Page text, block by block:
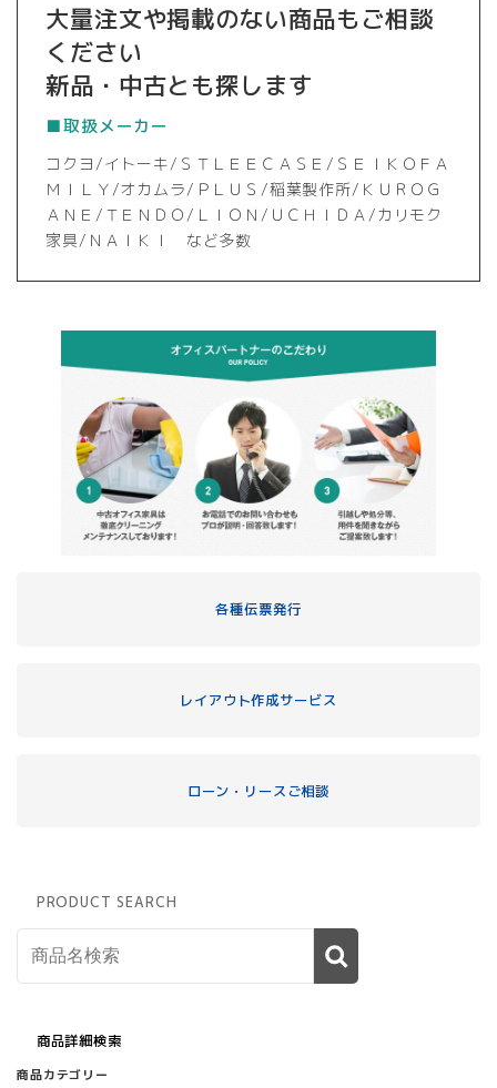
大量注文や掲載のない商品もご相談
ください
新品・中古とも探します
■取扱メーカー
コクヨ/イトーキ/ＳＴＬＥＥＣＡＳＥ/ＳＥＩＫＯＦＡ
ＭＩＬＹ/オカムラ/ＰＬＵＳ/稲葉製作所/ＫＵＲＯＧ
ＡＮＥ/ＴＥＮＤＯ/ＬＩＯＮ/ＵＣＨＩＤＡ/カリモク
家具/ＮＡＩＫＩ など多数
各種伝票発行
レイアウト作成サービス
ローン・リースご相談
PRODUCT SEARCH
商品詳細検索
商品カテゴリー